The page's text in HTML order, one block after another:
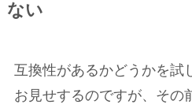
ない
互換性があるかどうかを試
お見せするのですが、その